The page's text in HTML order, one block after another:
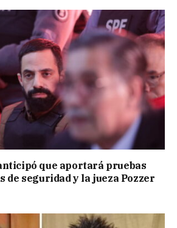
que aportará pruebas
de seguridad y la jueza Pozzer